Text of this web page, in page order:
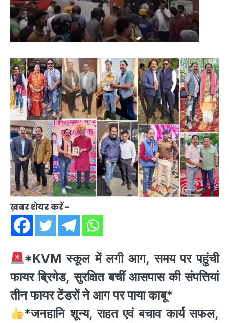
ख़बर शेयर करें -
*KVM स्कूल में लगी आग, समय पर पहुंची
फायर ब्रिगेड, सुरक्षित बचीं आसपास की संपत्तियां
तीन फायर टेंडरों ने आग पर पाया काबू*
*जनहानि शून्य, राहत एवं बचाव कार्य सफल,